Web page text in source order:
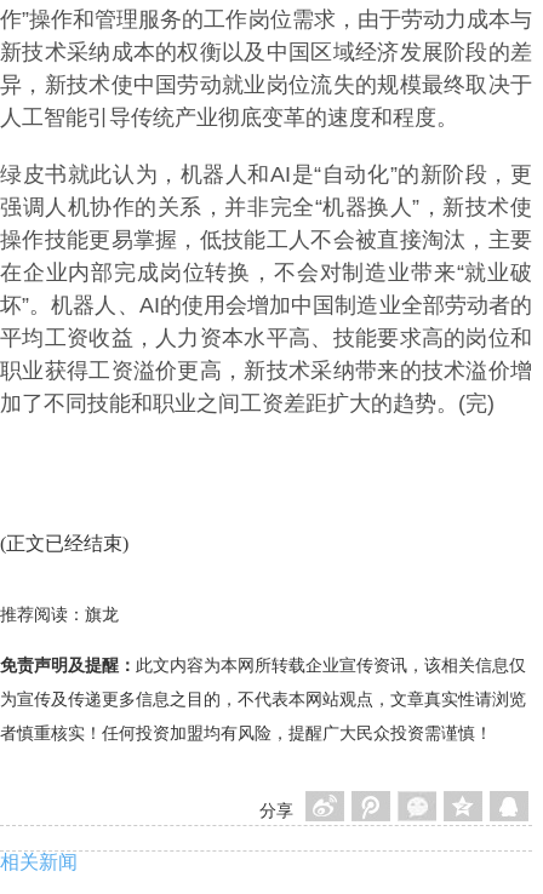
作”操作和管理服务的工作岗位需求，由于劳动力成本与
新技术采纳成本的权衡以及中国区域经济发展阶段的差
异，新技术使中国劳动就业岗位流失的规模最终取决于
人工智能引导传统产业彻底变革的速度和程度。
绿皮书就此认为，机器人和AI是“自动化”的新阶段，更
强调人机协作的关系，并非完全“机器换人”，新技术使
操作技能更易掌握，低技能工人不会被直接淘汰，主要
在企业内部完成岗位转换，不会对制造业带来“就业破
坏”。机器人、AI的使用会增加中国制造业全部劳动者的
平均工资收益，人力资本水平高、技能要求高的岗位和
职业获得工资溢价更高，新技术采纳带来的技术溢价增
加了不同技能和职业之间工资差距扩大的趋势。(完)
(正文已经结束)
推荐阅读： 旗龙
免责声明及提醒： 此文内容为本网所转载企业宣传资讯，该相关信息仅
为宣传及传递更多信息之目的，不代表本网站观点，文章真实性请浏览
者慎重核实！任何投资加盟均有风险，提醒广大民众投资需谨慎！
分享
相关新闻